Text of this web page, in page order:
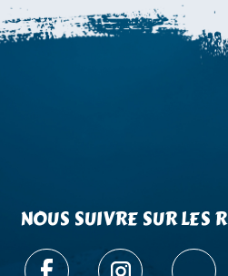
NOUS SUIVRE SUR LES